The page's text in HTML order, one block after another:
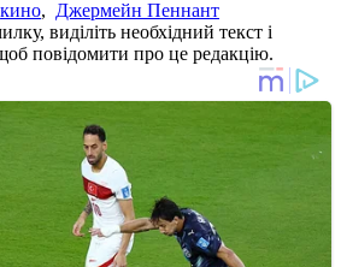
кино, Джермейн Пеннант
виділіть необхідний текст і
повідомити про це редакцію.